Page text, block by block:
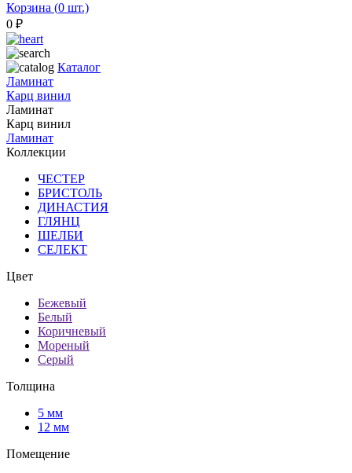
Корзина (0 шт.)
0 ₽
Каталог
Ламинат
Карц винил
Ламинат
Карц винил
Ламинат
Коллекции
ЧЕСТЕР
БРИСТОЛЬ
ДИНАСТИЯ
ГЛЯНЦ
ШЕЛБИ
СЕЛЕКТ
Цвет
Бежевый
Белый
Коричневый
Мореный
Серый
Толщина
5 мм
12 мм
Помещение